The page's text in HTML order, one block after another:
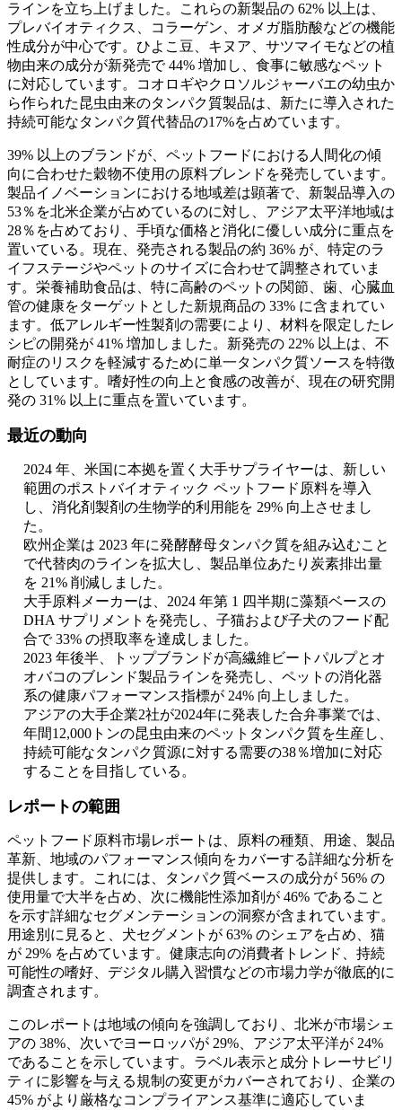
ラインを立ち上げました。これらの新製品の 62% 以上は、
プレバイオティクス、コラーゲン、オメガ脂肪酸などの機能
性成分が中心です。ひよこ豆、キヌア、サツマイモなどの植
物由来の成分が新発売で 44% 増加し、食事に敏感なペット
に対応しています。コオロギやクロソルジャーバエの幼虫か
ら作られた昆虫由来のタンパク質製品は、新たに導入された
持続可能なタンパク質代替品の17%を占めています。
39% 以上のブランドが、ペットフードにおける人間化の傾
向に合わせた穀物不使用の原料ブレンドを発売しています。
製品イノベーションにおける地域差は顕著で、新製品導入の
53％を北米企業が占めているのに対し、アジア太平洋地域は
28％を占めており、手頃な価格と消化に優しい成分に重点を
置いている。現在、発売される製品の約 36% が、特定のラ
イフステージやペットのサイズに合わせて調整されていま
す。栄養補助食品は、特に高齢のペットの関節、歯、心臓血
管の健康をターゲットとした新規商品の 33% に含まれてい
ます。低アレルギー性製剤の需要により、材料を限定したレ
シピの開発が 41% 増加しました。新発売の 22% 以上は、不
耐症のリスクを軽減するために単一タンパク質ソースを特徴
としています。嗜好性の向上と食感の改善が、現在の研究開
発の 31% 以上に重点を置いています。
最近の動向
2024 年、米国に本拠を置く大手サプライヤーは、新しい
範囲のポストバイオティック ペットフード原料を導入
し、消化剤製剤の生物学的利用能を 29% 向上させまし
た。
欧州企業は 2023 年に発酵酵母タンパク質を組み込むこと
で代替肉のラインを拡大し、製品単位あたり炭素排出量
を 21% 削減しました。
大手原料メーカーは、2024 年第 1 四半期に藻類ベースの
DHA サプリメントを発売し、子猫および子犬のフード配
合で 33% の摂取率を達成しました。
2023 年後半、トップブランドが高繊維ビートパルプとオ
オバコのブレンド製品ラインを発売し、ペットの消化器
系の健康パフォーマンス指標が 24% 向上しました。
アジアの大手企業2社が2024年に発表した合弁事業では、
年間12,000トンの昆虫由来のペットタンパク質を生産し、
持続可能なタンパク質源に対する需要の38％増加に対応
することを目指している。
レポートの範囲
ペットフード原料市場レポートは、原料の種類、用途、製品
革新、地域のパフォーマンス傾向をカバーする詳細な分析を
提供します。これには、タンパク質ベースの成分が 56% の
使用量で大半を占め、次に機能性添加剤が 46% であること
を示す詳細なセグメンテーションの洞察が含まれています。
用途別に見ると、犬セグメントが 63% のシェアを占め、猫
が 29% を占めています。健康志向の消費者トレンド、持続
可能性の嗜好、デジタル購入習慣などの市場力学が徹底的に
調査されます。
このレポートは地域の傾向を強調しており、北米が市場シェ
アの 38%、次いでヨーロッパが 29%、アジア太平洋が 24%
であることを示しています。ラベル表示と成分トレーサビリ
ティに影響を与える規制の変更がカバーされており、企業の
45% がより厳格なコンプライアンス基準に適応していま